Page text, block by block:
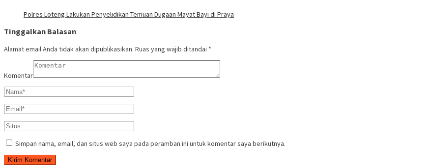
Polres Loteng Lakukan Penyelidikan Temuan Dugaan Mayat Bayi di Praya
Tinggalkan Balasan
Alamat email Anda tidak akan dipublikasikan. Ruas yang wajib ditandai *
Komentar
Simpan nama, email, dan situs web saya pada peramban ini untuk komentar saya berikutnya.